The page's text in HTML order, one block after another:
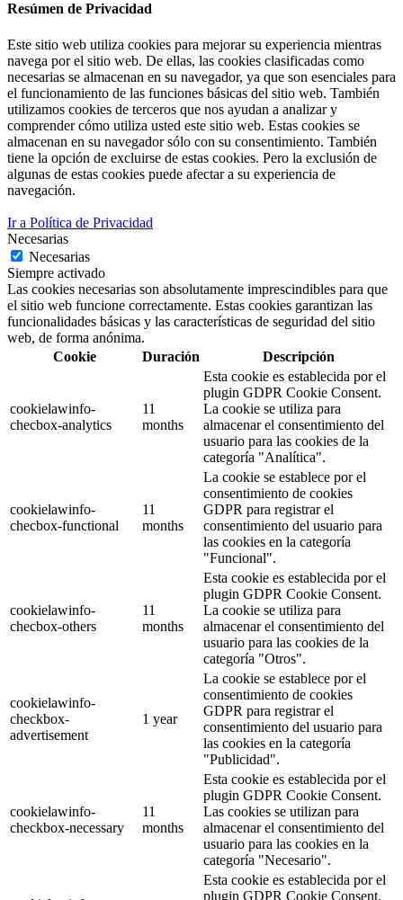
Resúmen de Privacidad
Este sitio web utiliza cookies para mejorar su experiencia mientras
navega por el sitio web. De ellas, las cookies clasificadas como
necesarias se almacenan en su navegador, ya que son esenciales para
el funcionamiento de las funciones básicas del sitio web. También
utilizamos cookies de terceros que nos ayudan a analizar y
comprender cómo utiliza usted este sitio web. Estas cookies se
almacenan en su navegador sólo con su consentimiento. También
tiene la opción de excluirse de estas cookies. Pero la exclusión de
algunas de estas cookies puede afectar a su experiencia de
navegación.
Ir a Política de Privacidad
Necesarias
Necesarias
Siempre activado
Las cookies necesarias son absolutamente imprescindibles para que
el sitio web funcione correctamente. Estas cookies garantizan las
funcionalidades básicas y las características de seguridad del sitio
web, de forma anónima.
Cookie
Duración Descripción
cookielawinfo-
checbox-analytics
11
months
Esta cookie es establecida por el
plugin GDPR Cookie Consent.
La cookie se utiliza para
almacenar el consentimiento del
usuario para las cookies de la
categoría "Analítica".
cookielawinfo-
checbox-functional
11
months
La cookie se establece por el
consentimiento de cookies
GDPR para registrar el
consentimiento del usuario para
las cookies en la categoría
"Funcional".
cookielawinfo-
checbox-others
11
months
Esta cookie es establecida por el
plugin GDPR Cookie Consent.
La cookie se utiliza para
almacenar el consentimiento del
usuario para las cookies de la
categoría "Otros".
cookielawinfo-
checkbox-
advertisement
1 year
La cookie se establece por el
consentimiento de cookies
GDPR para registrar el
consentimiento del usuario para
las cookies en la categoría
"Publicidad".
cookielawinfo-
checkbox-necessary
11
months
Esta cookie es establecida por el
plugin GDPR Cookie Consent.
Las cookies se utilizan para
almacenar el consentimiento del
usuario para las cookies en la
categoría "Necesario".
Esta cookie es establecida por el
plugin GDPR Cookie Consent.